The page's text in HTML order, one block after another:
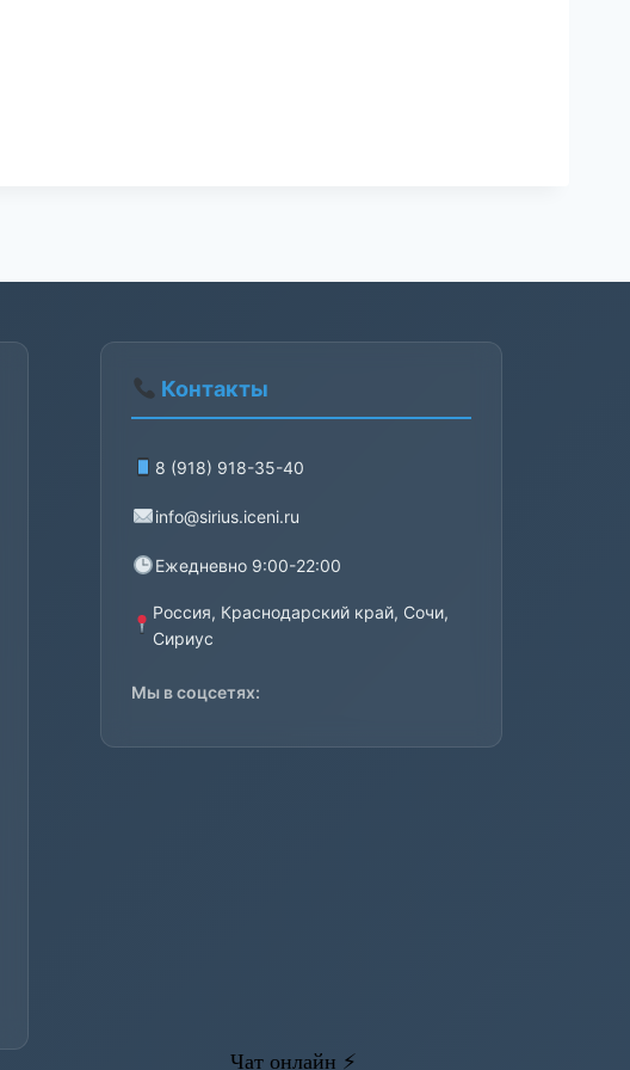
Контакты
8 (918) 918-35-40
info@sirius.iceni.ru
Ежедневно 9:00-22:00
Россия, Краснодарский край, Сочи,
Сириус
Мы в соцсетях: